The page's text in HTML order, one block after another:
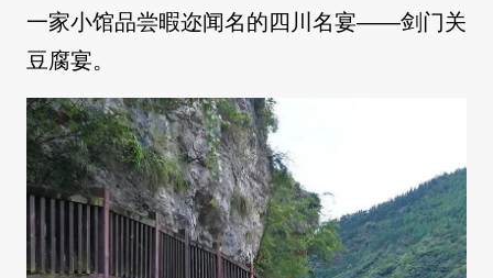
一家小馆品尝暇迩闻名的四川名宴——剑门关
豆腐宴。